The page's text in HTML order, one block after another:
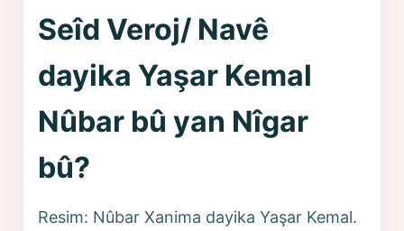
Seîd Veroj/ Navê
dayika Yaşar Kemal
Nûbar bû yan Nîgar
bû?
Resim: Nûbar Xanima dayika Yaşar Kemal.